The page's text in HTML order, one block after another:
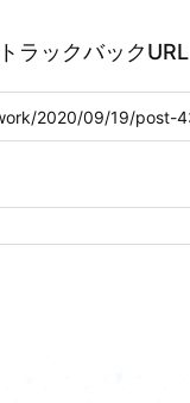
ラックバックURL